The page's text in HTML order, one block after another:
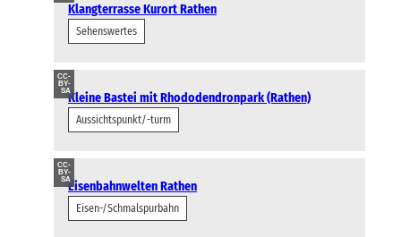
Klangterrasse Kurort Rathen
Sehenswertes
CC-
BY-
SAKleine Bastei mit Rhododendronpark (Rathen)
Aussichtspunkt/-turm
CC-
BY-
SAEisenbahnwelten Rathen
Eisen-/Schmalspurbahn